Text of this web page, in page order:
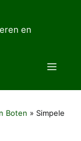
en
Menu
Boten » Simpele